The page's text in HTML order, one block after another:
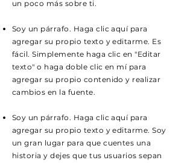
un poco más sobre ti.
Soy un párrafo. Haga clic aquí para
agregar su propio texto y editarme. Es
fácil. Simplemente haga clic en "Editar
texto" o haga doble clic en mí para
agregar su propio contenido y realizar
cambios en la fuente.
Soy un párrafo. Haga clic aquí para
agregar su propio texto y editarme. Soy
un gran lugar para que cuentes una
historia y dejes que tus usuarios sepan